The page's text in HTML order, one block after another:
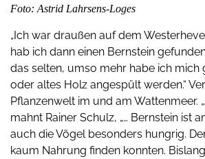
Foto: Astrid Lahrsens-Loges
„Ich war draußen auf dem
hab ich dann einen Bernstein
das selten, umso mehr habe ich
oder altes Holz angespült werden.“
Pflanzenwelt im und am Wattenmeer.
mahnt Rainer Schulz, „… Bernstein ist
auch die Vögel besonders hungrig.
kaum Nahrung finden konnten.